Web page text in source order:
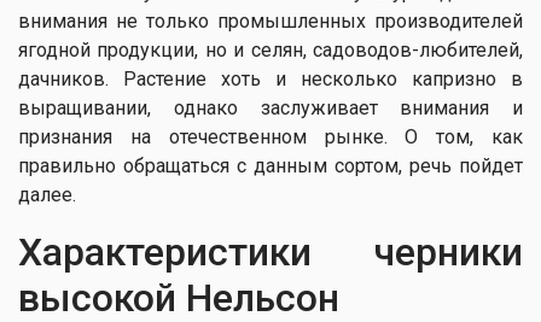
внимания не только промышленных производителей
ягодной продукции, но и селян, садоводов-любителей,
дачников. Растение хоть и несколько капризно в
выращивании, однако заслуживает внимания и
признания на отечественном рынке. О том, как
правильно обращаться с данным сортом, речь пойдет
далее.
Характеристики черники
высокой Нельсон